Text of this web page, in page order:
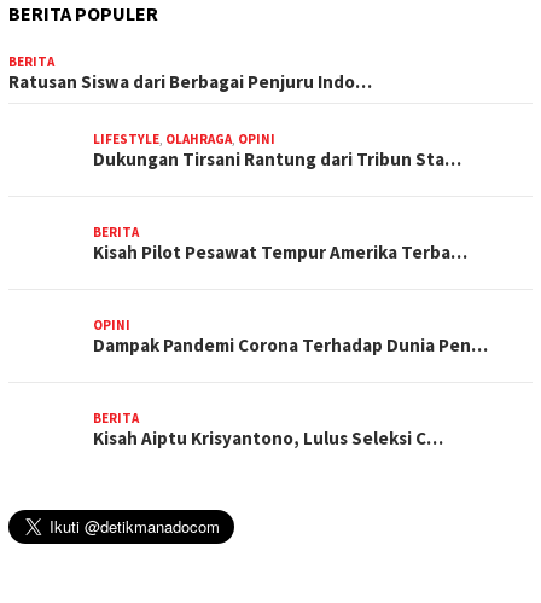
BERITA POPULER
BERITA
Ratusan Siswa dari Berbagai Penjuru Indo…
LIFESTYLE, OLAHRAGA, OPINI
Dukungan Tirsani Rantung dari Tribun Sta…
BERITA
Kisah Pilot Pesawat Tempur Amerika Terba…
OPINI
Dampak Pandemi Corona Terhadap Dunia Pen…
BERITA
Kisah Aiptu Krisyantono, Lulus Seleksi C…